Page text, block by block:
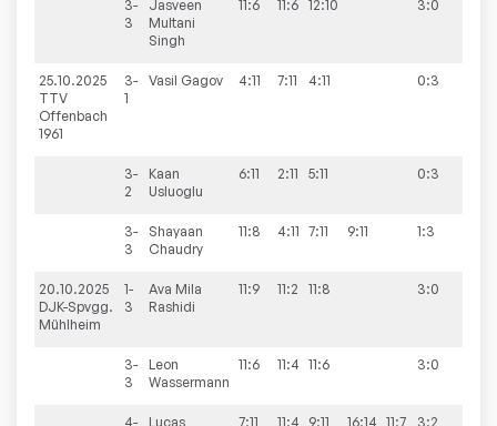
3-
3
Jasveen
Multani
Singh
11:6 11:6 12:10 3:0
25.10.2025
TTV
Offenbach
1961
3-
1
Vasil Gagov 4:11 7:11 4:11 0:3
3-
2
Kaan
Usluoglu
6:11 2:11 5:11 0:3
3-
3
Shayaan
Chaudry
11:8 4:11 7:11 9:11 1:3
20.10.2025
DJK-Spvgg.
Mühlheim
1-
3
Ava Mila
Rashidi
11:9 11:2 11:8 3:0
3-
3
Leon
Wassermann
11:6 11:4 11:6 3:0
4-
Lucas
7:11 11:4 9:11 16:14 11:7 3:2